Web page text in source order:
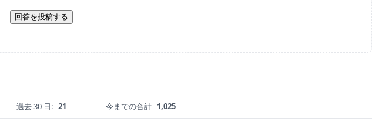
回答を投稿する
過去 30 日: 21 今までの合計 1,025